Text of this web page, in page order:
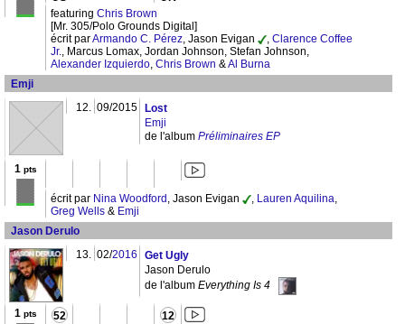
featuring Chris Brown
[Mr. 305/Polo Grounds Digital]
écrit parArmando C. Pérez, Jason Evigan , Clarence Coffee
Jr., Marcus Lomax, Jordan Johnson, Stefan Johnson,
Alexander Izquierdo, Chris Brown &Al Burna
Emji
12. 09/2015
Lost
Emji
de l'album Préliminaires EP
1 pts
écrit par Nina Woodford , Jason Evigan , Lauren Aquilina,
Greg Wells & Emji
Jason Derulo
13. 02/2016
Get Ugly
Jason Derulo
de l'album Everything Is 4
1 pts 52 12